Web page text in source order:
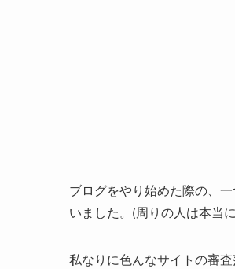
ブログをやり始めた際の、
いました。(周りの人は本当
私なりに色んなサイトの審